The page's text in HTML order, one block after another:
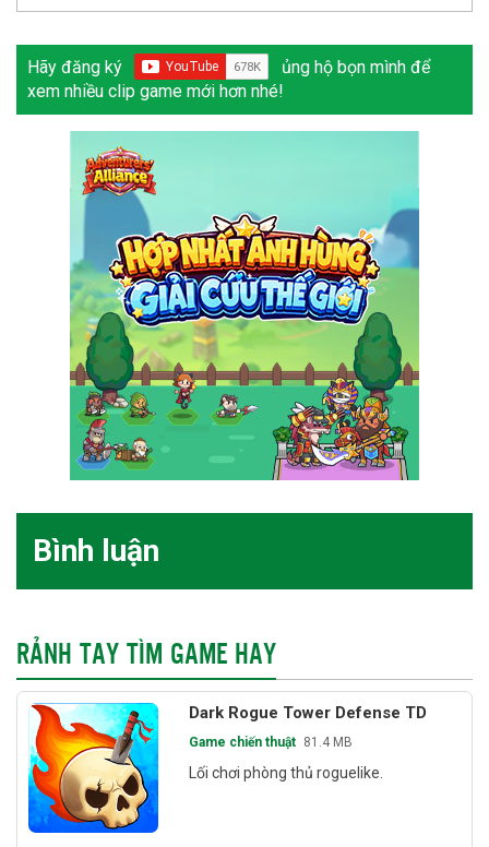
Hãy đăng ký
ủng hộ bọn mình để
xem nhiều clip game mới hơn nhé!
Bình luận
RẢNH TAY TÌM GAME HAY
Dark Rogue Tower Defense TD
Game chiến thuật 81.4 MB
Lối chơi phòng thủ roguelike.